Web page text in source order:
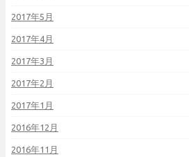
2017年5月
2017年4月
2017年3月
2017年2月
2017年1月
2016年12月
2016年11月